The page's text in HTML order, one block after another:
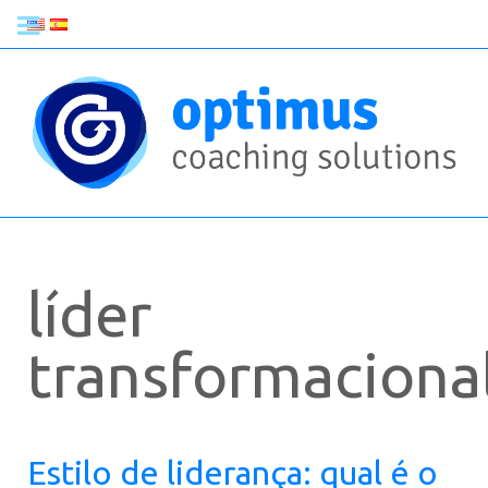
líder
Estilo de liderança: qual é o